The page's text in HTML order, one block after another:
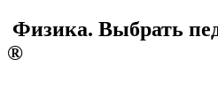
Физика. Выбрать
®